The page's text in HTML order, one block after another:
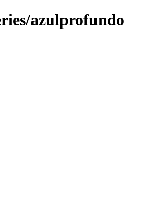
azulprofundo